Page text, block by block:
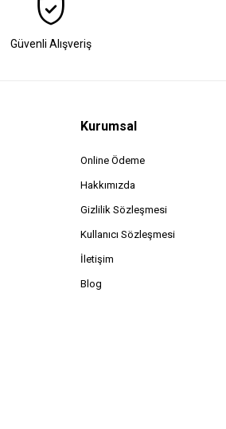
Güvenli Alışveriş
Kurumsal
Online Ödeme
Hakkımızda
Gizlilik Sözleşmesi
Kullanıcı Sözleşmesi
İletişim
Blog